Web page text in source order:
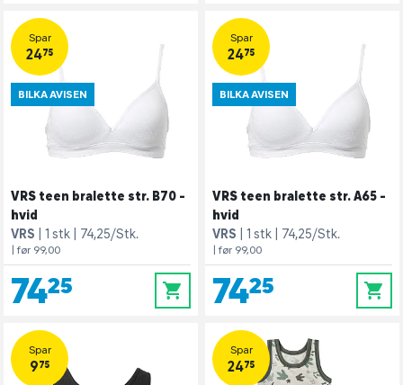
Spar
24,75
BILKA AVISEN
VRS teen bralette str. B70 -
hvid
VRS
1 stk 74,25/Stk.
| før 99,00
74,25 0
Spar
24,75
BILKA AVISEN
VRS teen bralette str. A65 -
hvid
VRS
1 stk 74,25/Stk.
| før 99,00
74,25 0
Spar
9,75
Spar
24,75